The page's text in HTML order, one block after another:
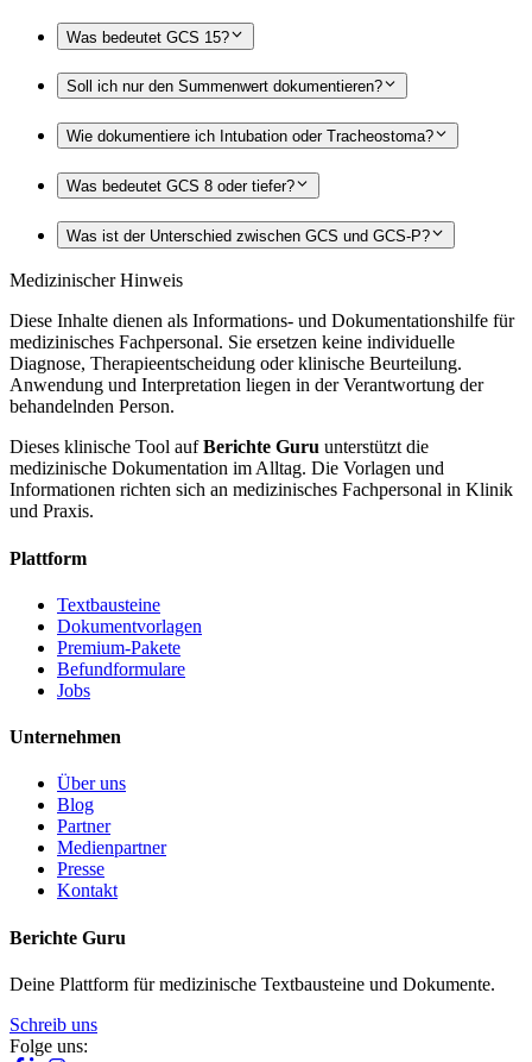
Was bedeutet GCS 15?
Soll ich nur den Summenwert dokumentieren?
Wie dokumentiere ich Intubation oder Tracheostoma?
Was bedeutet GCS 8 oder tiefer?
Was ist der Unterschied zwischen GCS und GCS-P?
Medizinischer Hinweis
Diese Inhalte dienen als Informations- und Dokumentationshilfe für
medizinisches Fachpersonal. Sie ersetzen keine individuelle
Diagnose, Therapieentscheidung oder klinische Beurteilung.
Anwendung und Interpretation liegen in der Verantwortung der
behandelnden Person.
Dieses klinische Tool aufBerichte Guru unterstützt die
medizinische Dokumentation im Alltag. Die Vorlagen und
Informationen richten sich an medizinisches Fachpersonal in Klinik
und Praxis.
Plattform
Textbausteine
Dokumentvorlagen
Premium-Pakete
Befundformulare
Jobs
Unternehmen
Über uns
Blog
Partner
Medienpartner
Presse
Kontakt
Berichte Guru
Deine Plattform für medizinische Textbausteine und Dokumente.
Schreib uns
Folge uns: